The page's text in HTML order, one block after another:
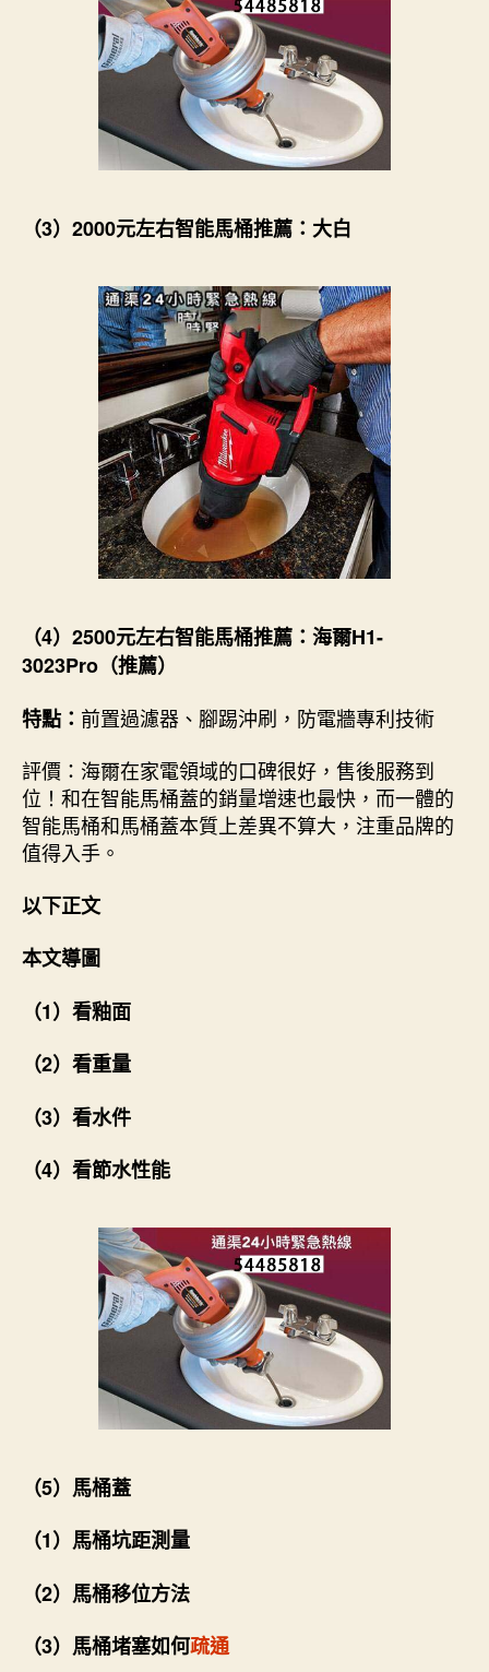
（3）2000元左右智能馬桶推薦：大白
（4）2500元左右智能馬桶推薦：海爾H1-
3023Pro（推薦）
特點： 前置過濾器、腳踢沖刷，防電牆專利技術
評價：海爾在家電領域的口碑很好，售後服務到
位！和在智能馬桶蓋的銷量增速也最快，而一體的
智能馬桶和馬桶蓋本質上差異不算大，注重品牌的
值得入手。
以下正文
本文導圖
（1）看釉面
（2）看重量
（3）看水件
（4）看節水性能
（5）馬桶蓋
（1）馬桶坑距測量
（2）馬桶移位方法
（3）馬桶堵塞如何疏通